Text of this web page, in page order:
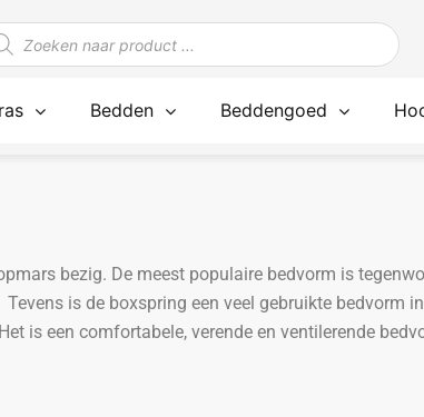
Bedden Beddengoed
bezig. De meest populaire bedvorm is
is de boxspring een veel gebruikte bedvorm
is een comfortabele, verende en ventilerende